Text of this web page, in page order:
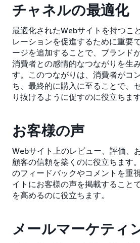
チャネルの最適化
最適化されたWebサイトを持つこ
レーションを促進するために重要
ージを追加することで、ブランド
消費者との感情的なつながりを生
す。このつながりは、消費者がコ
ち、最終的に購入に至ることで、
り抜けるように促すのに役立ちます
お客様の声
Webサイト上のレビュー、評価、
顧客の信頼を築くのに役立ちます
のフィードバックやコメントを重
イトにお客様の声を掲載すること
を高めるのに役立ちます。
メールマーケティ